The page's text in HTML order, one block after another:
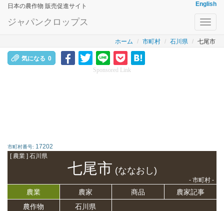
日本の農作物 販売促進サイト English
ジャパンクロップス
ホーム 市町村 石川県 七尾市
気になる 0
Sponsored Link
市町村番号: 17202
[ 農業 ] 石川県
七尾市 (ななおし)
- 市町村 -
農業 農家 商品
農家記事
農作物
石川県